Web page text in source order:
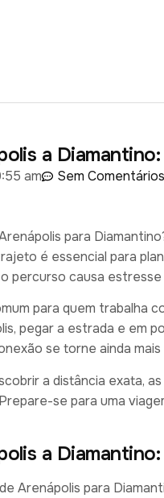
a
am Sem Comentários
para
é essencial para
percurso causa
para quem trabalha
pegar a estrada e em
se torne ainda
a distância exata,
se para uma
a
Arenápolis para